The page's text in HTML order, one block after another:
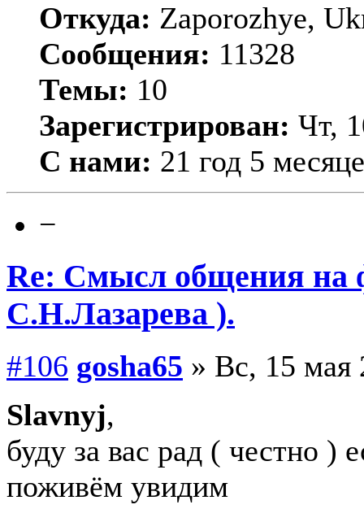
Откуда: Zaporozhye,
Сообщения: 11328
Темы: 10
Зарегистрирован: Чт,
С нами: 21 год 5
−
Re: Смысл общения на
С.Н.Лазарева ).
#106 gosha65 » Вс, 15 мая
Slavnyj,
буду за вас рад ( честно )
поживём увидим